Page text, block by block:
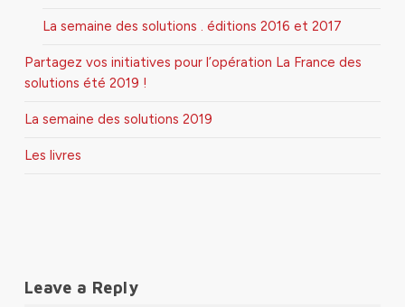
La semaine des solutions . éditions 2016 et 2017
Partagez vos initiatives pour l’opération La France des
solutions été 2019 !
La semaine des solutions 2019
Les livres
Leave a Reply